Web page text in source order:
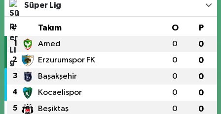
Süper Lig
# Takım O P
1 Amed 0 0
2 Erzurumspor FK 0 0
3 Başakşehir 0 0
4 Kocaelispor 0 0
5 Beşiktaş 0 0